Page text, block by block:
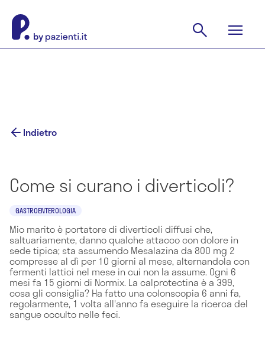
Indietro
Come si curano i diverticoli?
GASTROENTEROLOGIA
Mio marito è portatore di diverticoli diffusi che,
saltuariamente, danno qualche attacco con dolore in
sede tipica; sta assumendo Mesalazina da 800 mg 2
compresse al dì per 10 giorni al mese, alternandola con
fermenti lattici nel mese in cui non la assume. Ogni 6
mesi fa 15 giorni di Normix. La calprotectina è a 399,
cosa gli consiglia? Ha fatto una colonscopia 6 anni fa,
regolarmente, 1 volta all'anno fa eseguire la ricerca del
sangue occulto nelle feci.